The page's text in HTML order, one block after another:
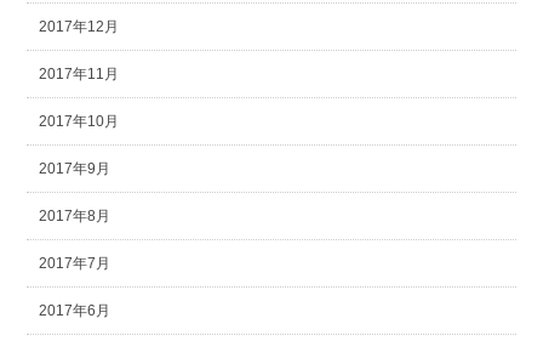
2017年12月
2017年11月
2017年10月
2017年9月
2017年8月
2017年7月
2017年6月